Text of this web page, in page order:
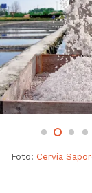
Foto: Cervia